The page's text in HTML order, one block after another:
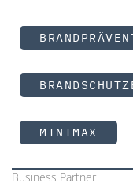
MINIMAX
Business Partner